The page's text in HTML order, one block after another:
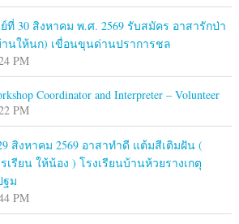
ที่ 30 สิงหาคม พ.ศ. 2569 รับสมัคร อาสารักป่า
นให้นก) เขื่อนขุนด่านปราการชล
PM
Coordinator and Interpreter – Volunteer
PM
สิงหาคม 2569 อาสาทำดี แต้มสีเติมฝัน (
รียน ให้น้อง ) โรงเรียนบ้านห้วยรางเกตุ
ม
PM